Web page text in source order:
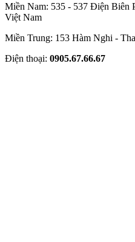
Miền Nam: 535 - 537 Điện Biên
Việt Nam
Miền Trung: 153 Hàm Nghi -
Điện thoại: 0905.67.66.67